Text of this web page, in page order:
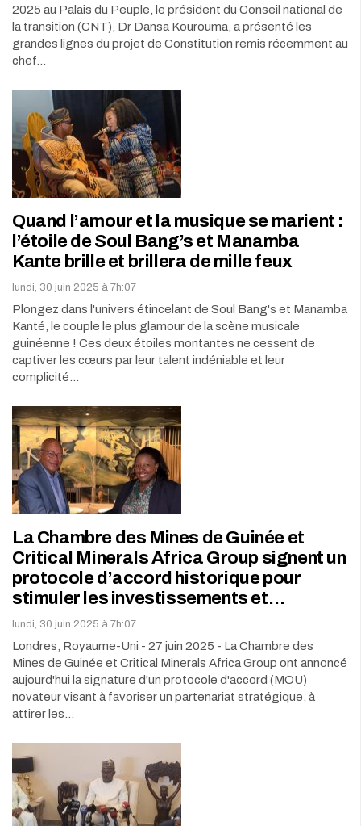
2025 au Palais du Peuple, le président du Conseil national de
la transition (CNT), Dr Dansa Kourouma, a présenté les
grandes lignes du projet de Constitution remis récemment au
chef…
Quand l’amour et la musique se marient :
l’étoile de Soul Bang’s et Manamba
Kante brille et brillera de mille feux
lundi, 30 juin 2025 à 7h:07
Plongez dans l'univers étincelant de Soul Bang's et Manamba
Kanté, le couple le plus glamour de la scène musicale
guinéenne ! Ces deux étoiles montantes ne cessent de
captiver les cœurs par leur talent indéniable et leur
complicité…
La Chambre des Mines de Guinée et
Critical Minerals Africa Group signent un
protocole d’accord historique pour
stimuler les investissements et…
lundi, 30 juin 2025 à 7h:07
Londres, Royaume-Uni - 27 juin 2025 - La Chambre des
Mines de Guinée et Critical Minerals Africa Group ont annoncé
aujourd'hui la signature d'un protocole d'accord (MOU)
novateur visant à favoriser un partenariat stratégique, à
attirer les…